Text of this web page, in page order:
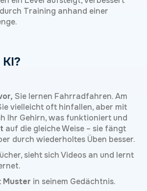
Training anhand einer
Sie lernen Fahrradfahren. Am
vielleicht oft hinfallen, aber mit
Ihr Gehirn, was funktioniert und
auf die gleiche Weise – sie fängt
durch wiederholtes Üben besser.
sieht sich Videos an und lernt
Muster in seinem Gedächtnis.